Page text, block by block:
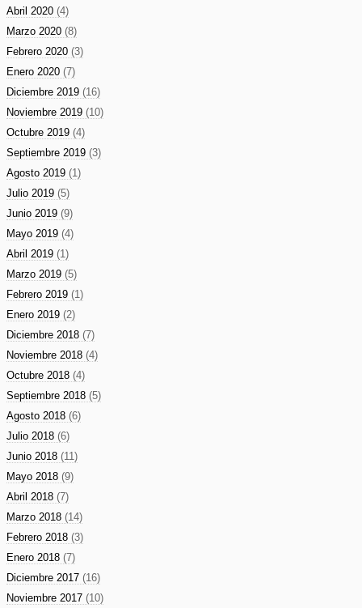
Abril 2020 (4)
Marzo 2020 (8)
Febrero 2020 (3)
Enero 2020 (7)
Diciembre 2019 (16)
Noviembre 2019 (10)
Octubre 2019 (4)
Septiembre 2019 (3)
Agosto 2019 (1)
Julio 2019 (5)
Junio 2019 (9)
Mayo 2019 (4)
Abril 2019 (1)
Marzo 2019 (5)
Febrero 2019 (1)
Enero 2019 (2)
Diciembre 2018 (7)
Noviembre 2018 (4)
Octubre 2018 (4)
Septiembre 2018 (5)
Agosto 2018 (6)
Julio 2018 (6)
Junio 2018 (11)
Mayo 2018 (9)
Abril 2018 (7)
Marzo 2018 (14)
Febrero 2018 (3)
Enero 2018 (7)
Diciembre 2017 (16)
Noviembre 2017 (10)